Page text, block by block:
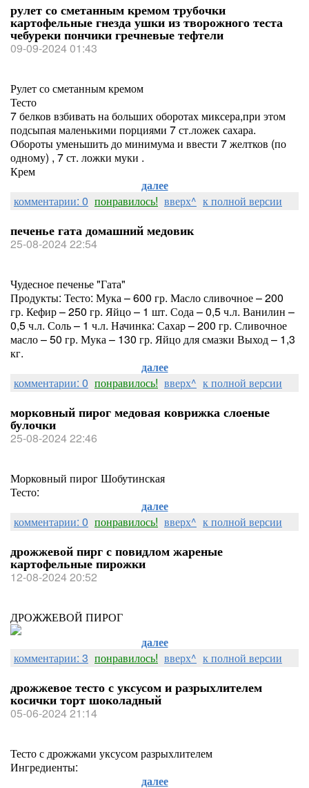
рулет со сметанным кремом трубочки
картофельные гнезда ушки из творожного теста
чебуреки пончики гречневые тефтели
09-09-2024 01:43
Рулет со сметанным кремом
Тесто
7 белков взбивать на больших оборотах миксера,при этом
подсыпая маленькими порциями 7 ст.ложек сахара.
Обороты уменьшить до минимума и ввести 7 желтков (по
одному) , 7 ст. ложки муки .
Крем
далее
комментарии: 0 понравилось! вверх^ к полной версии
печенье гата домашний медовик
25-08-2024 22:54
Чудесное печенье "Гата"
Продукты: Тесто: Мука – 600 гр. Масло сливочное – 200
гр. Кефир – 250 гр. Яйцо – 1 шт. Сода – 0,5 ч.л. Ванилин –
0,5 ч.л. Соль – 1 ч.л. Начинка: Сахар – 200 гр. Сливочное
масло – 50 гр. Мука – 130 гр. Яйцо для смазки Выход – 1,3
кг.
далее
комментарии: 0 понравилось! вверх^ к полной версии
морковный пирог медовая коврижка слоеные
булочки
25-08-2024 22:46
Морковный пирог Шобутинская
Тесто:
далее
комментарии: 0 понравилось! вверх^ к полной версии
дрожжевой пирг с повидлом жареные
картофельные пирожки
12-08-2024 20:52
ДРОЖЖЕВОЙ ПИРОГ
далее
комментарии: 3 понравилось! вверх^ к полной версии
дрожжевое тесто с уксусом и разрыхлителем
косички торт шоколадный
05-06-2024 21:14
Тесто с дрожжами уксусом разрыхлителем
Ингредиенты:
далее